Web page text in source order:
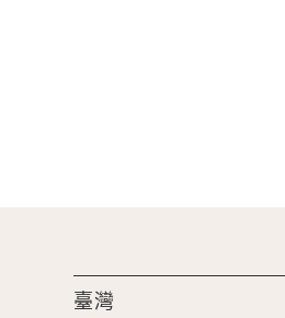
臺灣